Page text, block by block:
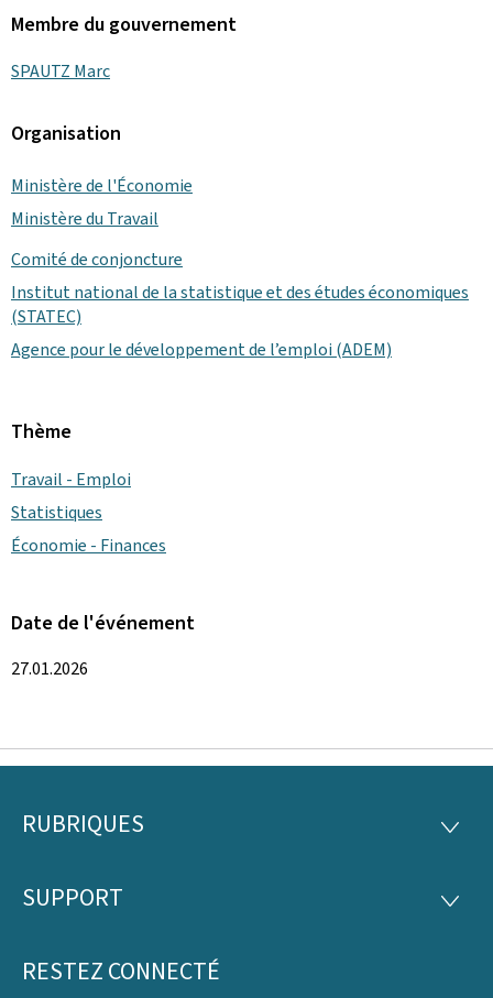
Membre du gouvernement
SPAUTZ Marc
Organisation
Ministère de l'Économie
Ministère du Travail
Comité de conjoncture
Institut national de la statistique et des études économiques
(STATEC)
Agence pour le développement de l’emploi (ADEM)
Thème
Travail - Emploi
Statistiques
Économie - Finances
Date de l'événement
27.01.2026
Pied
page
RUBRIQUES
SUPPORT
RESTEZ CONNECTÉ